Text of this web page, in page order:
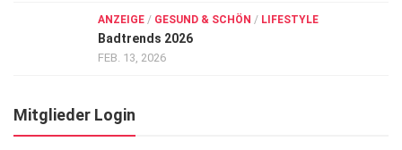
ANZEIGE / GESUND & SCHÖN / LIFESTYLE
Badtrends 2026
FEB. 13, 2026
Mitglieder Login